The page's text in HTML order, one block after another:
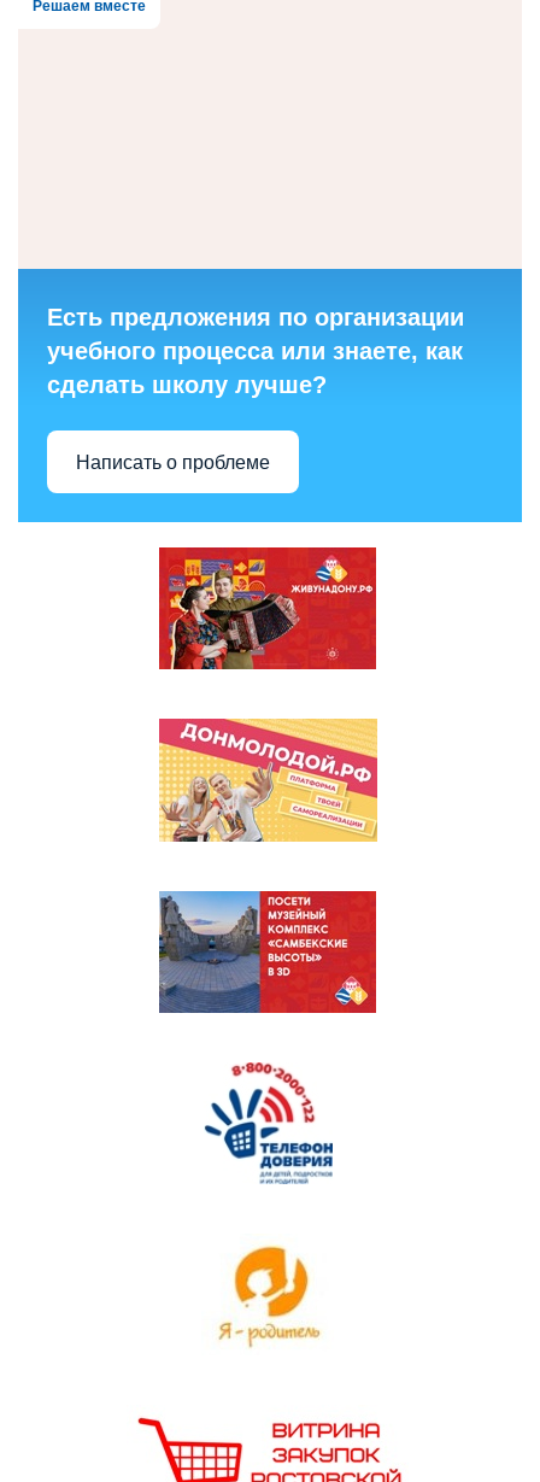
Решаем вместе
Есть предложения по организации
учебного процесса или знаете, как
сделать школу лучше?
Написать о проблеме